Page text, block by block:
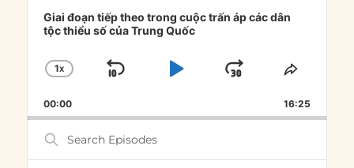
Player
Giai đoạn tiếp theo trong cuộc trấn áp các dân
tộc thiểu số của Trung Quốc
CHANGE
RATE
1X
SKIP
PLAYJUMP
FORWARD
SHARE
00:00 16:25
Search
Episodes